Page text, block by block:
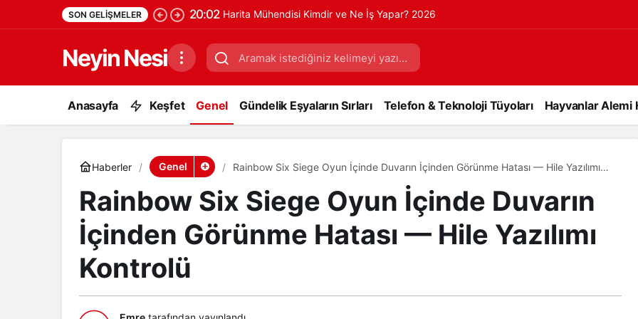
SON GELIŞMELER 20:02 Harita Mühendisi Kimdir ve Ne İş Yapar? 2026
Neyin Nesi
Anasayfa Keşfet Genel Gündelik Eşyaların Sırları Telefon & Teknoloji Tüyoları Hayvanlar Alemi
Haberler Genel
Rainbow Six Siege Oyun İçinde Duvarın İçinden Görünme Hatası — Hile Yazılımı
Rainbow Six Siege Oyun İçinde Duvarın
İçinden Görünme Hatası — Hile Yazılımı
Kontrolü